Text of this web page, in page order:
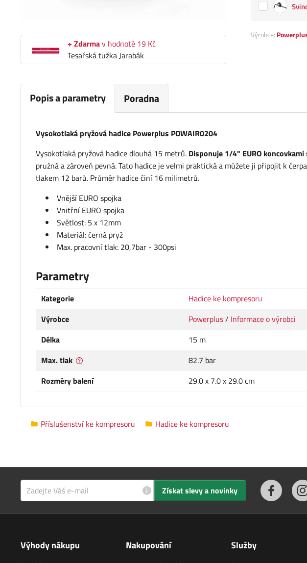
+ Zdarmav hodnotě 19 Kč
Tesařská tužka Jarabák
Výrobce:
Popis a parametry Poradna
Vysokotlaká pryžová hadice Powerplus POWAIR0204
Vysokotlaká pryžová hadice dlouhá 15 metrů. Disponuje 1/4" EURO koncovkami
pružná a zároveň pevná. Tato hadice je velmi praktická a můžete ji připojit k
tlakem 12 barů. Průměr hadice činí 16 milimetrů.
Vnější EURO spojka
Vnitřní EURO spojka
Světlost: 5 x 12mm
Materiál: černá pryž
Max. pracovní tlak: 20,7bar - 300psi
Parametry
Kategorie
Hadice ke kompresoru
Výrobce
Powerplus/ Informace o výrobci
Délka
15 m
Max. tlak
82.7 bar
Rozměry balení
29.0 x 7.0 x 29.0 cm
Příslušenství ke kompresoru Hadice ke kompresoru
i Získat slevy a novinky
Výhody nákupu Nakupování Služby